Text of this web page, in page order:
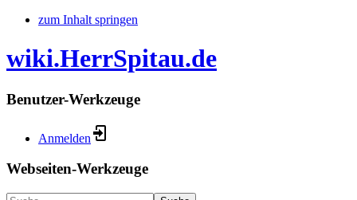
zum Inhalt springen
wiki.HerrSpitau.de
Benutzer-Werkzeuge
Anmelden
Webseiten-Werkzeuge